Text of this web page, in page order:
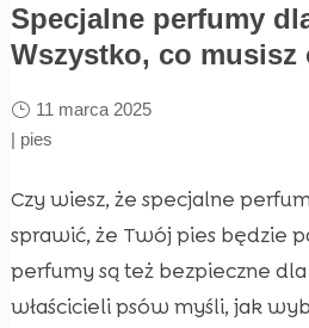
Specjalne perfumy
Wszystko, co musisz
11 marca 2025
| pies
Czy wiesz, że specjalne
sprawić, że Twój pies będzie
perfumy są też bezpieczne
właścicieli psów myśli, jak